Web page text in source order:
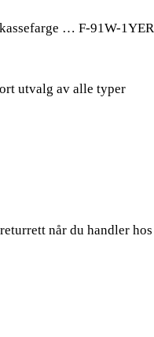
… F-91W-1YER
utvalg av alle typer
når du handler hos